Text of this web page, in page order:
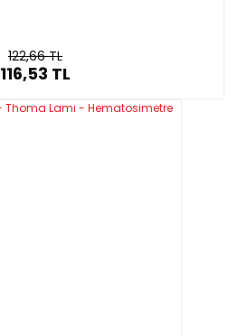
122,66 TL
116,53 TL